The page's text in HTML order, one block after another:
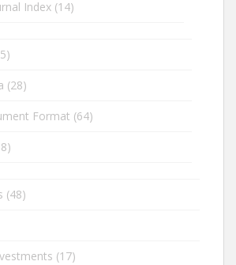
Index (14)
(28)
Format (64)
(48)
(17)